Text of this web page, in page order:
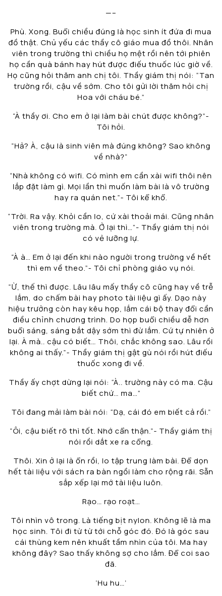
—–
Phù. Xong. Buổi chiều đúng là học sinh ít đứa đi mua
đồ thật. Chủ yếu các thầy cô giáo mua đồ thôi. Nhân
viên trong trường thì chiều họ mệt rồi nên tới phiên
họ cần quà bánh hay hút được điếu thuốc lúc giờ về.
Họ cũng hỏi thăm anh chị tôi. Thầy giám thị nói: “Tan
trường rồi, cậu về sớm. Cho tôi gửi lời thăm hỏi chị
Hoa với cháu bé.”
“À thầy ơi. Cho em ở lại làm bài chút được không?”-
Tôi hỏi.
“Hả? À, cậu là sinh viên mà đúng không? Sao không
về nhà?”
“Nhà không có wifi. Có mình em cần xài wifi thôi nên
lắp đặt làm gì. Mọi lần thì muốn làm bài là vô trường
hay ra quán net.”- Tôi kể khổ.
“Trời. Ra vậy. Khỏi cần lo, cứ xài thoải mái. Cũng nhân
viên trong trường mà. Ở lại thì…”- Thầy giám thị nói
có vẻ lưỡng lự.
“À à… Em ở lại đến khi nào người trong trường về hết
thì em về theo.”- Tôi chỉ phòng giáo vụ nói.
“Ừ, thế thì được. Lâu lâu mấy thầy cô cũng hay về trễ
lắm, do chấm bài hay photo tài liệu gì ấy. Dạo này
hiệu trưởng còn hay kêu họp, lắm cái bộ thay đổi cần
điều chỉnh chương trình. Do họp buổi chiều dễ hơn
buổi sáng, sáng bắt dậy sớm thì đừ lắm. Cứ tự nhiên ở
lại. À mà.. cậu có biết… Thôi, chắc không sao. Lâu rồi
không ai thấy.”- Thầy giám thị gật gù nói rồi hút điếu
thuốc xong đi về.
Thầy ấy chợt dừng lại nói: “À.. trường này có ma. Cậu
biết chứ… ma…”
Tôi đang mải làm bài nói: “Dạ, cái đó em biết cả rồi.”
“Ôi, cậu biết rõ thì tốt. Nhớ cẩn thận.”- Thầy giám thị
nói rồi dắt xe ra cổng.
Thôi. Xin ở lại là ổn rồi, lo tập trung làm bài. Để dọn
hết tài liệu với sách ra bàn ngồi làm cho rộng rãi. Sẵn
sắp xếp lại mớ tài liệu luôn.
Rạo… rạo roạt…
Tôi nhìn vô trong. Là tiếng bịt nylon. Không lẽ là ma
học sinh. Tôi đi từ từ tới chỗ góc đó. Đó là góc sau
cái thùng kem nên khuất tầm nhìn của tôi. Ma hay
không đây? Sao thấy không sợ cho lắm. Để coi sao
đã.
‘Hu hu…’